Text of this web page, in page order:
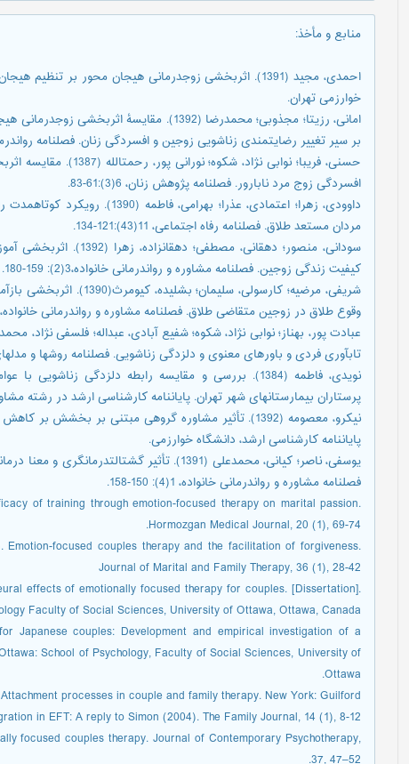
منابع و مأخذ:
احمدی، مجید (1391). اثربخشی زوجدرمانی هیجان محور بر
خوارزمی تهران.
امانی، رزیتا؛ مجذوبی؛ محمدرضا (1392).
بر سیر تغییر رضایتمندی زناشویی زوجین و افسردگی زنان. فصلنامه رواندرمانی و
حسنی، فریبا؛ نوابی
افسردگی زوج مرد نابارور. فصلنامه پژوهش زنان، 6(3):61-83.
داوودی، زهرا؛ اعتمادی، عذرا؛
مردان مستعد طلاق. فصلنامه رفاه اجتماعی، 11(43):121-134.
سودانی، منصور؛ دهقانی،
کیفیت زندگی زوجین. فصلنامه مشاوره و رواندرمانی خانواده،3(2): 159-180.
شریفی، مرضیه؛ کارسولی،
وقوع طلاق در زوجین متقاضی طلاق. فصلنامه مشاوره و رواندرمانی خانواده، 1(2):212-225.
تابآوری فردی و باورهای معنوی و دلزدگی زناشویی. فصلنامه روشها و مدلهای
نویدی، فاطمه (1384). بررسی و مقایسه رابطه دلزدگی
پرستاران بیمارستانهای شهر تهران. پایاننامه کارشناسی ارشد در رشته
نیکرو، معصومه (1392). تأثیر مشاوره گروهی مبتنی بر
پایاننامه کارشناسی ارشد، دانشگاه خوارزمی.
یوسفی، ناصر؛ کیانی، محمدعلی (1391). تأثیر
فصلنامه مشاوره و رواندرمانی خانواده، 1(4): 150-158.
of training through emotion-focused therapy on marital passion.
Hormozgan Medical Journal, 20 (1), 69-74.
focused couples therapy and the facilitation of forgiveness.
Journal of Marital and Family Therapy, 36 (1), 28-42
effects of emotionally focused therapy for couples. [Dissertation].
Faculty of Social Sciences, University of Ottawa, Ottawa, Canada.
Japanese couples: Development and empirical investigation of a
School of Psychology, Faculty of Social Sciences, University of
Ottawa.
processes in couple and family therapy. New York: Guilford.
in EFT: A reply to Simon (2004). The Family Journal, 14 (1), 8-12.
focused couples therapy. Journal of Contemporary Psychotherapy,